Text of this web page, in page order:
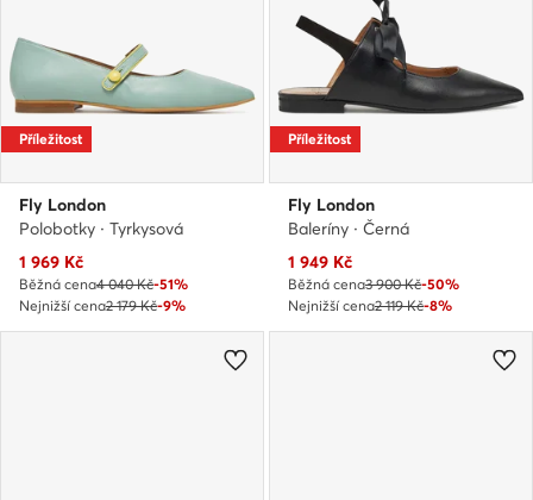
Příležitost
Fly London
Polobotky · Tyrkysová
Aktuální cena
1 969 Kč
Běžná cena4 040 Kč-51%
Nejnižší cena2 179 Kč-9%
Příležitost
Fly London
Baleríny · Černá
Aktuální cena
1 949 Kč
Běžná cena3 900 Kč-50%
Nejnižší cena2 119 Kč-8%